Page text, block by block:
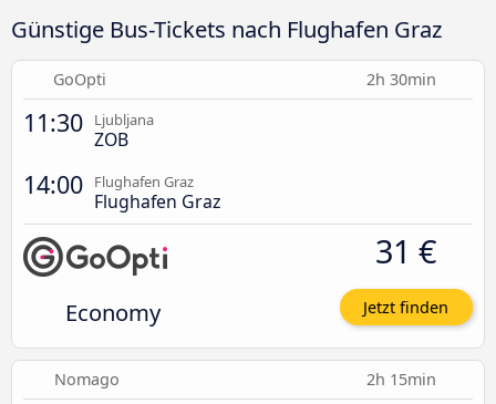
Günstige Bus-Tickets nach Flughafen Graz
GoOpti 2h 30min
11:30 Ljubljana
ZOB
14:00 Flughafen Graz
Flughafen Graz
Economy
31 €
Jetzt finden
Nomago 2h 15min